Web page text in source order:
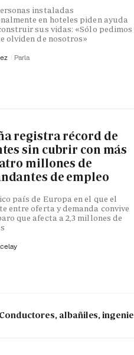
instaladas
en hoteles piden ayuda
sus vidas: «Sólo pedimos
olviden de nosotros»
Parla
registra récord de
sin cubrir con más
millones de
de empleo
país de Europa en el que el
entre oferta y demanda convive
que afecta a 2,3 millones de
Conductores, albañiles,